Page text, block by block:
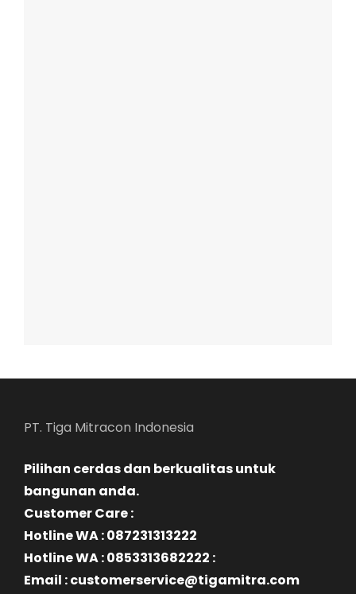
PT. Tiga Mitracon Indonesia
Pilihan cerdas dan berkualitas untuk
bangunan anda.
Customer Care :
Hotline WA : 087231313222
Hotline WA : 0853313682222 :
Email : customerservice@tigamitra.com